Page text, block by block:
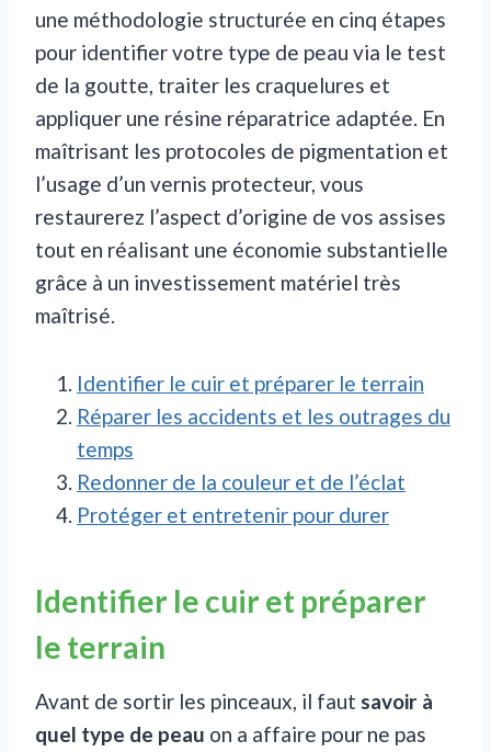
une méthodologie structurée en cinq étapes
pour identifier votre type de peau via le test
de la goutte, traiter les craquelures et
appliquer une résine réparatrice adaptée. En
maîtrisant les protocoles de pigmentation et
l’usage d’un vernis protecteur, vous
restaurerez l’aspect d’origine de vos assises
tout en réalisant une économie substantielle
grâce à un investissement matériel très
maîtrisé.
Identifier le cuir et préparer le terrain
Réparer les accidents et les outrages du
temps
Redonner de la couleur et de l’éclat
Protéger et entretenir pour durer
Identifier le cuir et préparer
le terrain
Avant de sortir les pinceaux, il faut savoir à
quel type de peau on a affaire pour ne pas